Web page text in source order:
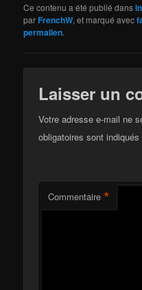
Ce contenu a été publié dans
parFrenchW, et marqué avec
permalien.
Laisser un
Votre adresse e-mail ne
obligatoires sont
Commentaire *